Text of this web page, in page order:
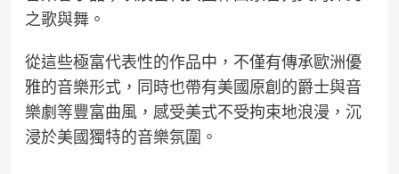
之歌與舞。
從這些極富代表性的作品中，不僅有傳承歐洲優
雅的音樂形式，同時也帶有美國原創的爵士與音
樂劇等豐富曲風，感受美式不受拘束地浪漫，沉
浸於美國獨特的音樂氛圍。